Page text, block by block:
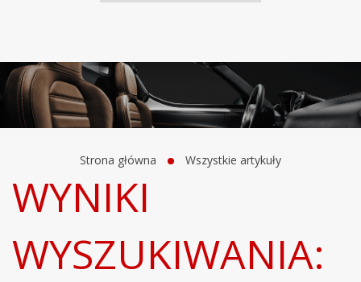
Strona główna Wszystkie artykuły
WYNIKI
WYSZUKIWANIA: